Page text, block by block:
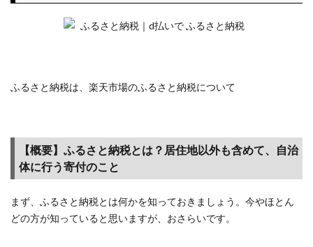
ビス
「シ
い回
り」
対象
外）
1.1
【概
ふるさと納税は、楽天市場のふるさと納税について
【概要】ふるさと納税とは？居住地以外も含めて、自治
体に行う寄付のこと
まず、ふるさと納税とは何かを知っておきましょう。今やほとん
どの方が知っていると思いますが、おさらいです。